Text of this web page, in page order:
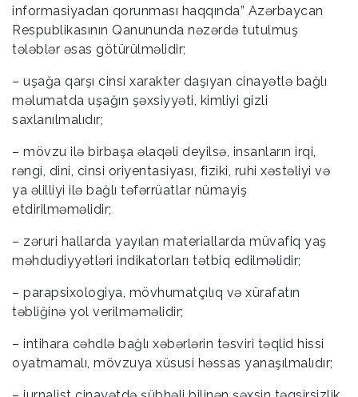
informasiyadan qorunması haqqında” Azərbaycan
Respublikasının Qanununda nəzərdə tutulmuş
tələblər əsas götürülməlidir;
– uşağa qarşı cinsi xarakter daşıyan cinayətlə bağlı
məlumatda uşağın şəxsiyyəti, kimliyi gizli
saxlanılmalıdır;
– mövzu ilə birbaşa əlaqəli deyilsə, insanların irqi,
rəngi, dini, cinsi oriyentasiyası, fiziki, ruhi xəstəliyi və
ya əlilliyi ilə bağlı təfərrüatlar nümayiş
etdirilməməlidir;
– zəruri hallarda yayılan materiallarda müvafiq yaş
məhdudiyyətləri indikatorları tətbiq edilməlidir;
– parapsixologiya, mövhumatçılıq və xürafatın
təbliğinə yol verilməməlidir;
– intihara cəhdlə bağlı xəbərlərin təsviri təqlid hissi
oyatmamalı, mövzuya xüsusi həssas yanaşılmalıdır;